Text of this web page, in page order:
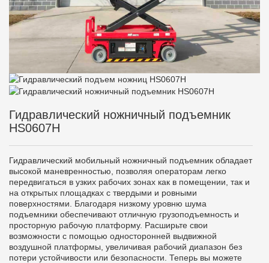
Гидравлический ножничный подъемник
HS0607H
Гидравлический мобильный ножничный подъемник обладает
высокой маневренностью, позволяя операторам легко
передвигаться в узких рабочих зонах как в помещении, так и
на открытых площадках с твердыми и ровными
поверхностями. Благодаря низкому уровню шума
подъемники обеспечивают отличную грузоподъемность и
просторную рабочую платформу. Расширьте свои
возможности с помощью односторонней выдвижной
воздушной платформы, увеличивая рабочий диапазон без
потери устойчивости или безопасности. Теперь вы можете